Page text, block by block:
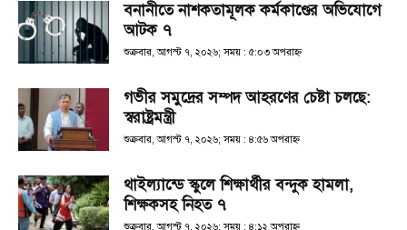
বনানীতে নাশকতামূলক কর্মকাণ্ডের অভিযোগে
আটক ৭
শুক্রবার, আগস্ট ৭, ২০২৬; সময় : ৫:০৩ অপরাহ্ণ
গভীর সমুদ্রের সম্পদ আহরণের চেষ্টা চলছে:
স্বরাষ্ট্রমন্ত্রী
শুক্রবার, আগস্ট ৭, ২০২৬; সময় : ৪:৫৬ অপরাহ্ণ
থাইল্যান্ডে স্কুলে শিক্ষার্থীর বন্দুক হামলা,
শিক্ষকসহ নিহত ৭
শুক্রবার, আগস্ট ৭, ২০২৬; সময় : ৪:১২ অপরাহ্ণ